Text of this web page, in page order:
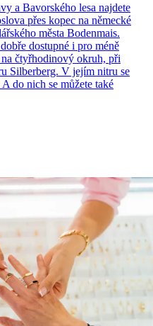
a Bavorského lesa najdete
přes kopec na německé
města Bodenmais.
dostupné i pro méně
čtyřhodinový okruh, při
Silberberg. V jejím nitru se
do nich se můžete také